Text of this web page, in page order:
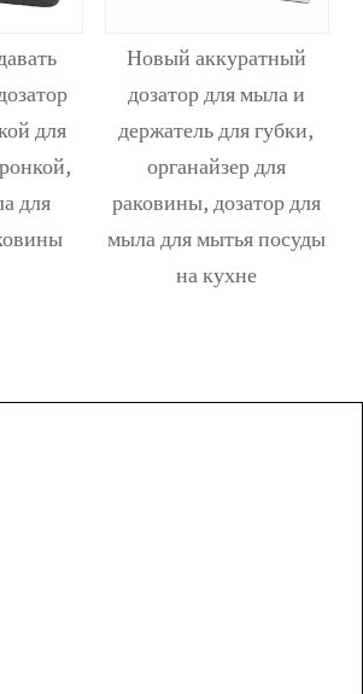
для
для
Новый аккуратный
дозатор для мыла и
держатель для губки,
органайзер для
раковины, дозатор для
мыла для мытья посуды
на кухне